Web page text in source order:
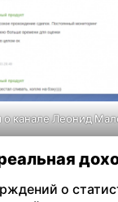
канале Леонид
о